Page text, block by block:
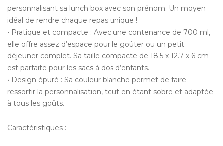
personnalisant sa lunch box avec son prénom. Un moyen
idéal de rendre chaque repas unique !
• Pratique et compacte : Avec une contenance de 700 ml,
elle offre assez d’espace pour le goûter ou un petit
déjeuner complet. Sa taille compacte de 18.5 x 12.7 x 6 cm
est parfaite pour les sacs à dos d’enfants.
• Design épuré : Sa couleur blanche permet de faire
ressortir la personnalisation, tout en étant sobre et adaptée
à tous les goûts.
Caractéristiques :